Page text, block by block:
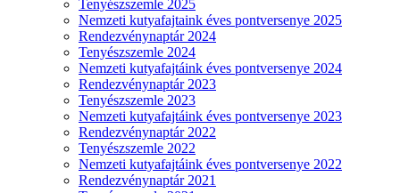
Tenyészszemle 2025
Nemzeti kutyafajtaink éves pontversenye 2025
Rendezvénynaptár 2024
Tenyészszemle 2024
Nemzeti kutyafajtáink éves pontversenye 2024
Rendezvénynaptár 2023
Tenyészszemle 2023
Nemzeti kutyafajtáink éves pontversenye 2023
Rendezvénynaptár 2022
Tenyészszemle 2022
Nemzeti kutyafajtáink éves pontversenye 2022
Rendezvénynaptár 2021